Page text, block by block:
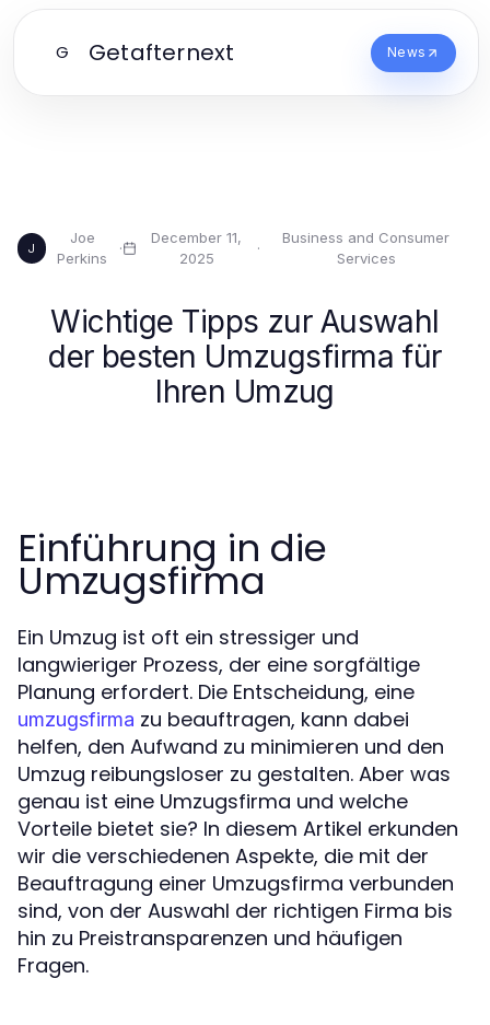
G Getafternext News
J
Joe
Perkins
·
December 11,
2025
·
Business and Consumer
Services
Wichtige Tipps zur Auswahl
der besten Umzugsfirma für
Ihren Umzug
Einführung in die
Umzugsfirma
Ein Umzug ist oft ein stressiger und
langwieriger Prozess, der eine sorgfältige
Planung erfordert. Die Entscheidung, eine
umzugsfirma zu beauftragen, kann dabei
helfen, den Aufwand zu minimieren und den
Umzug reibungsloser zu gestalten. Aber was
genau ist eine Umzugsfirma und welche
Vorteile bietet sie? In diesem Artikel erkunden
wir die verschiedenen Aspekte, die mit der
Beauftragung einer Umzugsfirma verbunden
sind, von der Auswahl der richtigen Firma bis
hin zu Preistransparenzen und häufigen
Fragen.